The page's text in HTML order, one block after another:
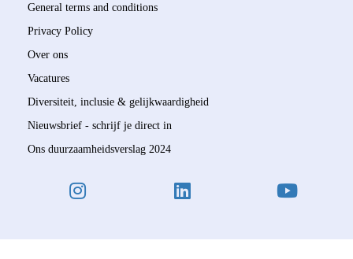
General terms and conditions
Privacy Policy
Over ons
Vacatures
Diversiteit, inclusie & gelijkwaardigheid
Nieuwsbrief - schrijf je direct in
Ons duurzaamheidsverslag 2024